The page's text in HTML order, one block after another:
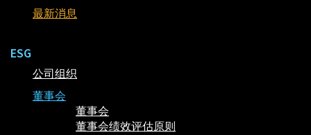
最新消息
ESG
公司组织
董事会
董事会
董事会绩效评估原则